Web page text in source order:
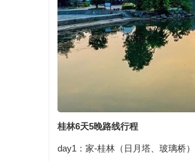
桂林6天5晚路线行程
day1：家-桂林（日月塔、玻璃桥）